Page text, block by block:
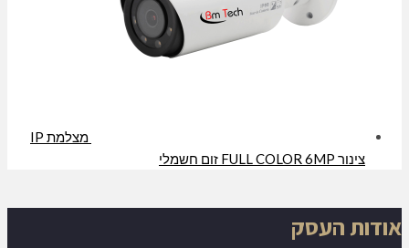
מצלמת IP
צינור FULL COLOR 6MP זום חשמלי
אודות העסק